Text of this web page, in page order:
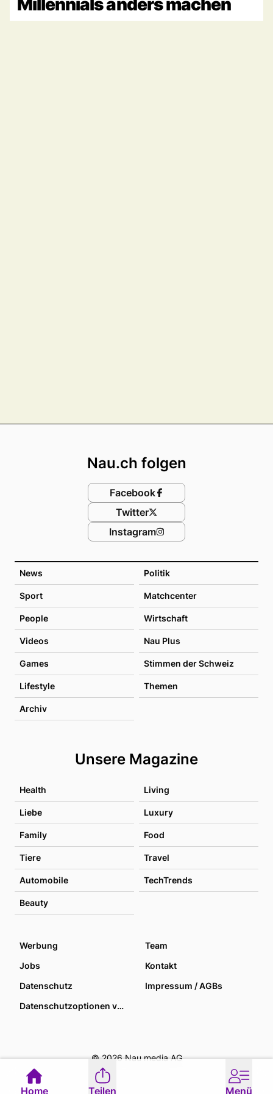
Millennials anders machen
News Politik
Sport Matchcenter
People Wirtschaft
Videos Nau Plus
Games Stimmen der Schweiz
Lifestyle Themen
Archiv
Unsere Magazine
Health Living
Liebe Luxury
Family Food
Tiere Travel
Automobile TechTrends
Beauty
Nau.ch folgen
Facebook
Twitter
Instagram
Werbung
Team
Jobs
Kontakt
Datenschutz
Impressum / AGBs
Datenschutzoptionen verwalten
© 2026 Nau media AG
Home Teilen Menü